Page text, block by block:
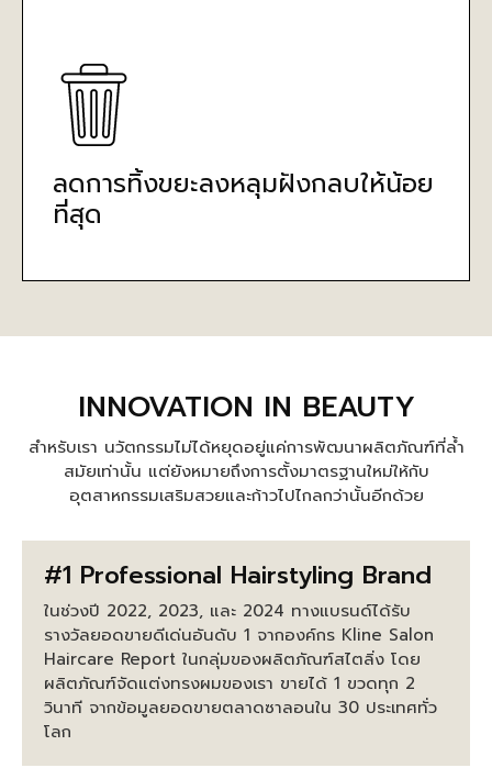
ลดการทิ้งขยะลงหลุมฝังกลบให้น้อย
ที่สุด
INNOVATION IN BEAUTY
สำหรับเรา นวัตกรรมไม่ได้หยุดอยู่แค่การพัฒนาผลิตภัณฑ์ที่ล้ำ
สมัยเท่านั้น แต่ยังหมายถึงการตั้งมาตรฐานใหม่ให้กับ
อุตสาหกรรมเสริมสวยและก้าวไปไกลกว่านั้นอีกด้วย
#1 Professional Hairstyling Brand
ในช่วงปี 2022, 2023, และ 2024 ทางแบรนด์ได้รับ
รางวัลยอดขายดีเด่นอันดับ 1 จากองค์กร Kline Salon
Haircare Report ในกลุ่มของผลิตภัณฑ์สไตลิ่ง โดย
ผลิตภัณฑ์จัดแต่งทรงผมของเรา ขายได้ 1 ขวดทุก 2
วินาที จากข้อมูลยอดขายตลาดซาลอนใน 30 ประเทศทั่ว
โลก